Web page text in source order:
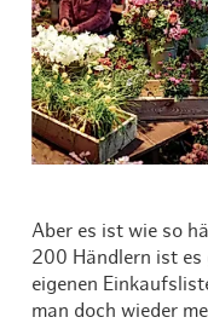
Aber es ist wie so
200 Händlern ist
eigenen
man doch wieder